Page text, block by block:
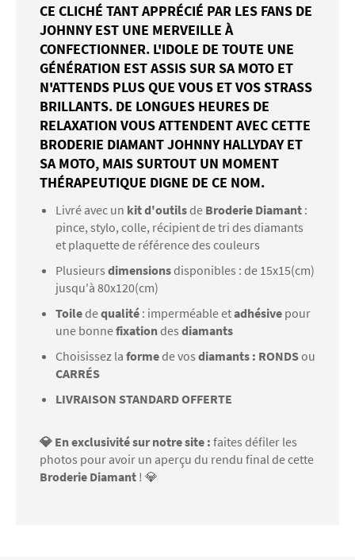
CE CLICHÉ TANT APPRÉCIÉ PAR LES FANS DE
JOHNNY EST UNE MERVEILLE À
CONFECTIONNER. L'IDOLE DE TOUTE UNE
GÉNÉRATION EST ASSIS SUR SA MOTO ET
N'ATTENDS PLUS QUE VOUS ET VOS STRASS
BRILLANTS. DE LONGUES HEURES DE
RELAXATION VOUS ATTENDENT AVEC CETTE
BRODERIE DIAMANT JOHNNY HALLYDAY ET
SA MOTO, MAIS SURTOUT UN MOMENT
THÉRAPEUTIQUE DIGNE DE CE NOM.
Livré avec un kit d'outilsde Broderie Diamant :
pince, stylo, colle, récipient de tri des diamants
et plaquette de référence des couleurs
Plusieurs dimensionsdisponibles : de 15x15(cm)
jusqu'à 80x120(cm)
Toiledequalité : imperméable etadhésive pour
une bonnefixationdes diamants
Choisissez la formede vos diamants : RONDSou
CARRÉS
LIVRAISON STANDARD OFFERTE
💎 En exclusivité sur notre site : faites défiler les
photos pour avoir un aperçu du rendu final de cette
Broderie Diamant ! 💎